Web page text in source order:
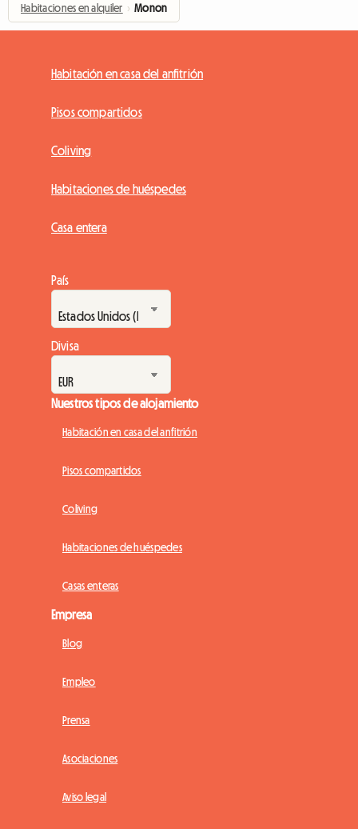
Habitaciones en alquiler › Monon
Habitación en casa del anfitrión
Pisos compartidos
Coliving
Habitaciones de huéspedes
Casa entera
País
Divisa
Nuestros tipos de alojamiento
Habitación en casa del anfitrión
Pisos compartidos
Coliving
Habitaciones de huéspedes
Casas enteras
Empresa
Blog
Empleo
Prensa
Asociaciones
Aviso legal